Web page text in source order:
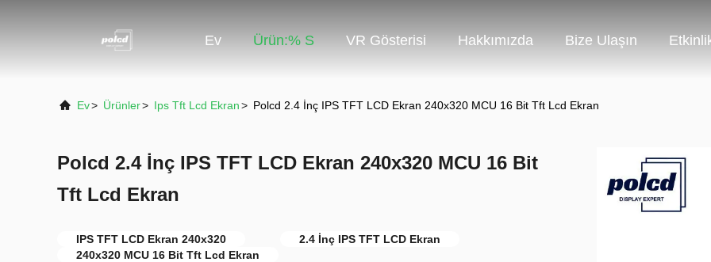
Ev Ürün:% S VR Gösterisi Hakkımızda Bize Ulaşın
Ev> Ürünler> Ips Tft Lcd Ekran> Polcd 2.4 İnç IPS TFT LCD Ekran 240x320 MCU 16 Bit Tft Lcd Ekran
Polcd 2.4 İnç IPS TFT LCD Ekran 240x320 MCU 16 Bit
Tft Lcd Ekran
IPS TFT LCD Ekran 240x320
2.4 İnç IPS TFT LCD Ekran
240x320 MCU 16 Bit Tft Lcd Ekran